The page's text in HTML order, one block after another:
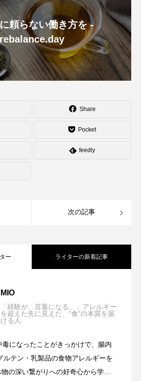
頼らない働き方を -
rebalance.day
Share
Pocket
feedly
次の記事
ー ライターの新着記事
MIO
「経験が、言葉になる。」アレルギー
を超えた先に見えた、“食”の本質を届
ける人
毒になったことがきっかけで、腸内
ルテン・乳製品の食物アレルギーを
の深い繋がりへの好奇心から学び
を整えれば、腸も心も、自然と整っ
く二の脳」とも言われる腸の働きと健